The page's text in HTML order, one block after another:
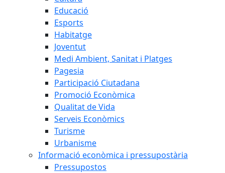
Educació
Esports
Habitatge
Joventut
Medi Ambient, Sanitat i Platges
Pagesia
Participació Ciutadana
Promoció Econòmica
Qualitat de Vida
Serveis Econòmics
Turisme
Urbanisme
Informació econòmica i pressupostària
Pressupostos